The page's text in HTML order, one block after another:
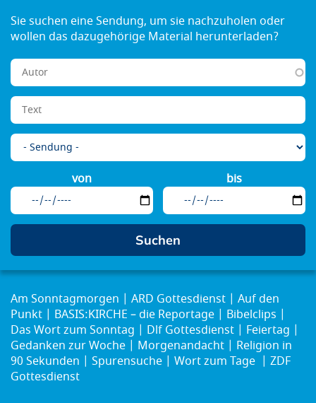
von bis
Am Sonntagmorgen ARD Gottesdienst
Auf den
Punkt
BASIS:KIRCHE – die Reportage
Bibelclips
Das Wort zum Sonntag
Dlf Gottesdienst
Feiertag
Gedanken zur Woche
Morgenandacht
Religion in
90 Sekunden
Spurensuche Wort zum Tage
ZDF
Gottesdienst